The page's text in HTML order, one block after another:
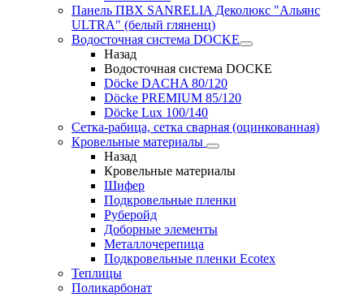
Панель ПВХ SANRELIA Деколюкс "Альянс
ULTRA" (белый гляненц)
Водосточная система DOCKE
Назад
Водосточная система DOCKE
Döсkе DACHA 80/120
Döcke PREMIUM 85/120
Döсkе Luх 100/140
Сетка-рабица, сетка сварная (оцинкованная)
Кровельные материалы
Назад
Кровельные материалы
Шифер
Подкровельные пленки
Руберойд
Доборные элементы
Металлочерепица
Подкровельные пленки Ecotex
Теплицы
Поликарбонат